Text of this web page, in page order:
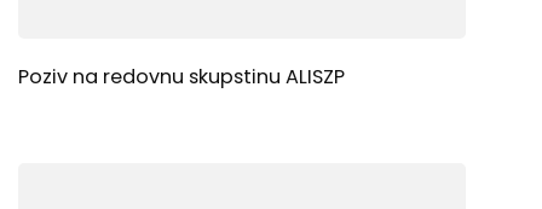
Poziv na redovnu skupstinu ALISZP